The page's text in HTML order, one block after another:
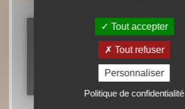
Tout accepter
Tout refuser
Personnaliser
Politique de confidentialité